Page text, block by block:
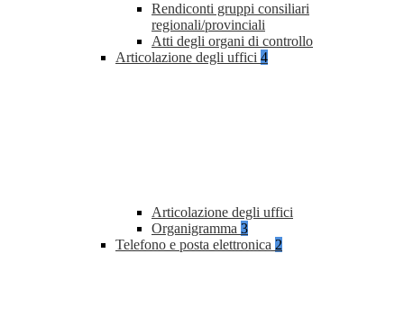
Rendiconti gruppi consiliari
regionali/provinciali
Atti degli organi di controllo
Articolazione degli uffici 4
Articolazione degli uffici
Organigramma 3
Telefono e posta elettronica 2